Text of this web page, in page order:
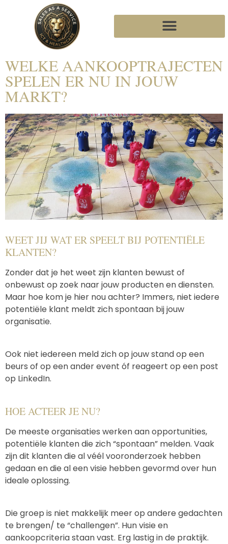
WELKE AANKOOPTRAJECTEN
SPELEN ER NU IN JOUW
MARKT?
WEET JIJ WAT ER SPEELT BIJ POTENTIËLE
KLANTEN?
Zonder dat je het weet zijn klanten bewust of
onbewust op zoek naar jouw producten en diensten.
Maar hoe kom je hier nou achter? Immers, niet iedere
potentiële klant meldt zich spontaan bij jouw
organisatie.
Ook niet iedereen meld zich op jouw stand op een
beurs of op een ander event óf reageert op een post
op LinkedIn.
HOE ACTEER JE NU?
De meeste organisaties werken aan opportunities,
potentiële klanten die zich “spontaan” melden. Vaak
zijn dit klanten die al véél vooronderzoek hebben
gedaan en die al een visie hebben gevormd over hun
ideale oplossing.
Die groep is niet makkelijk meer op andere gedachten
te brengen/ te “challengen”. Hun visie en
aankoopcriteria staan vast. Erg lastig in de praktijk.